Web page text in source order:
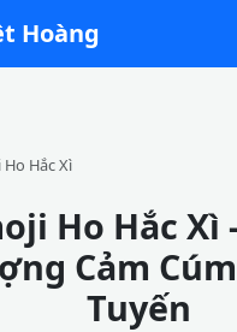
Hoàng
Ho Hắc Xì
Ho Hắc Xì
Cảm
Tuyến